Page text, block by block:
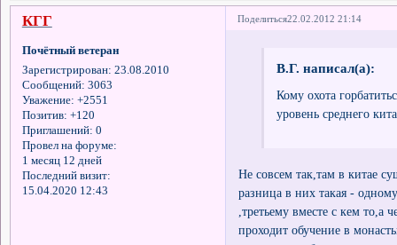
Поделиться22.02.2012 21:14
КГГ
Почётный ветеран
Зарегистрирован: 23.08.2010
Сообщений: 3063
Уважение: +2551
Позитив: +120
Приглашений: 0
Провел на форуме:
1 месяц 12 дней
Последний визит:
15.04.2020 12:43
В.Г. написал(а):
Кому охота
уровень среднего
Не совсем так,там в китае
разница в них такая -
,третьему вместе с кем то,а
проходит обучение в